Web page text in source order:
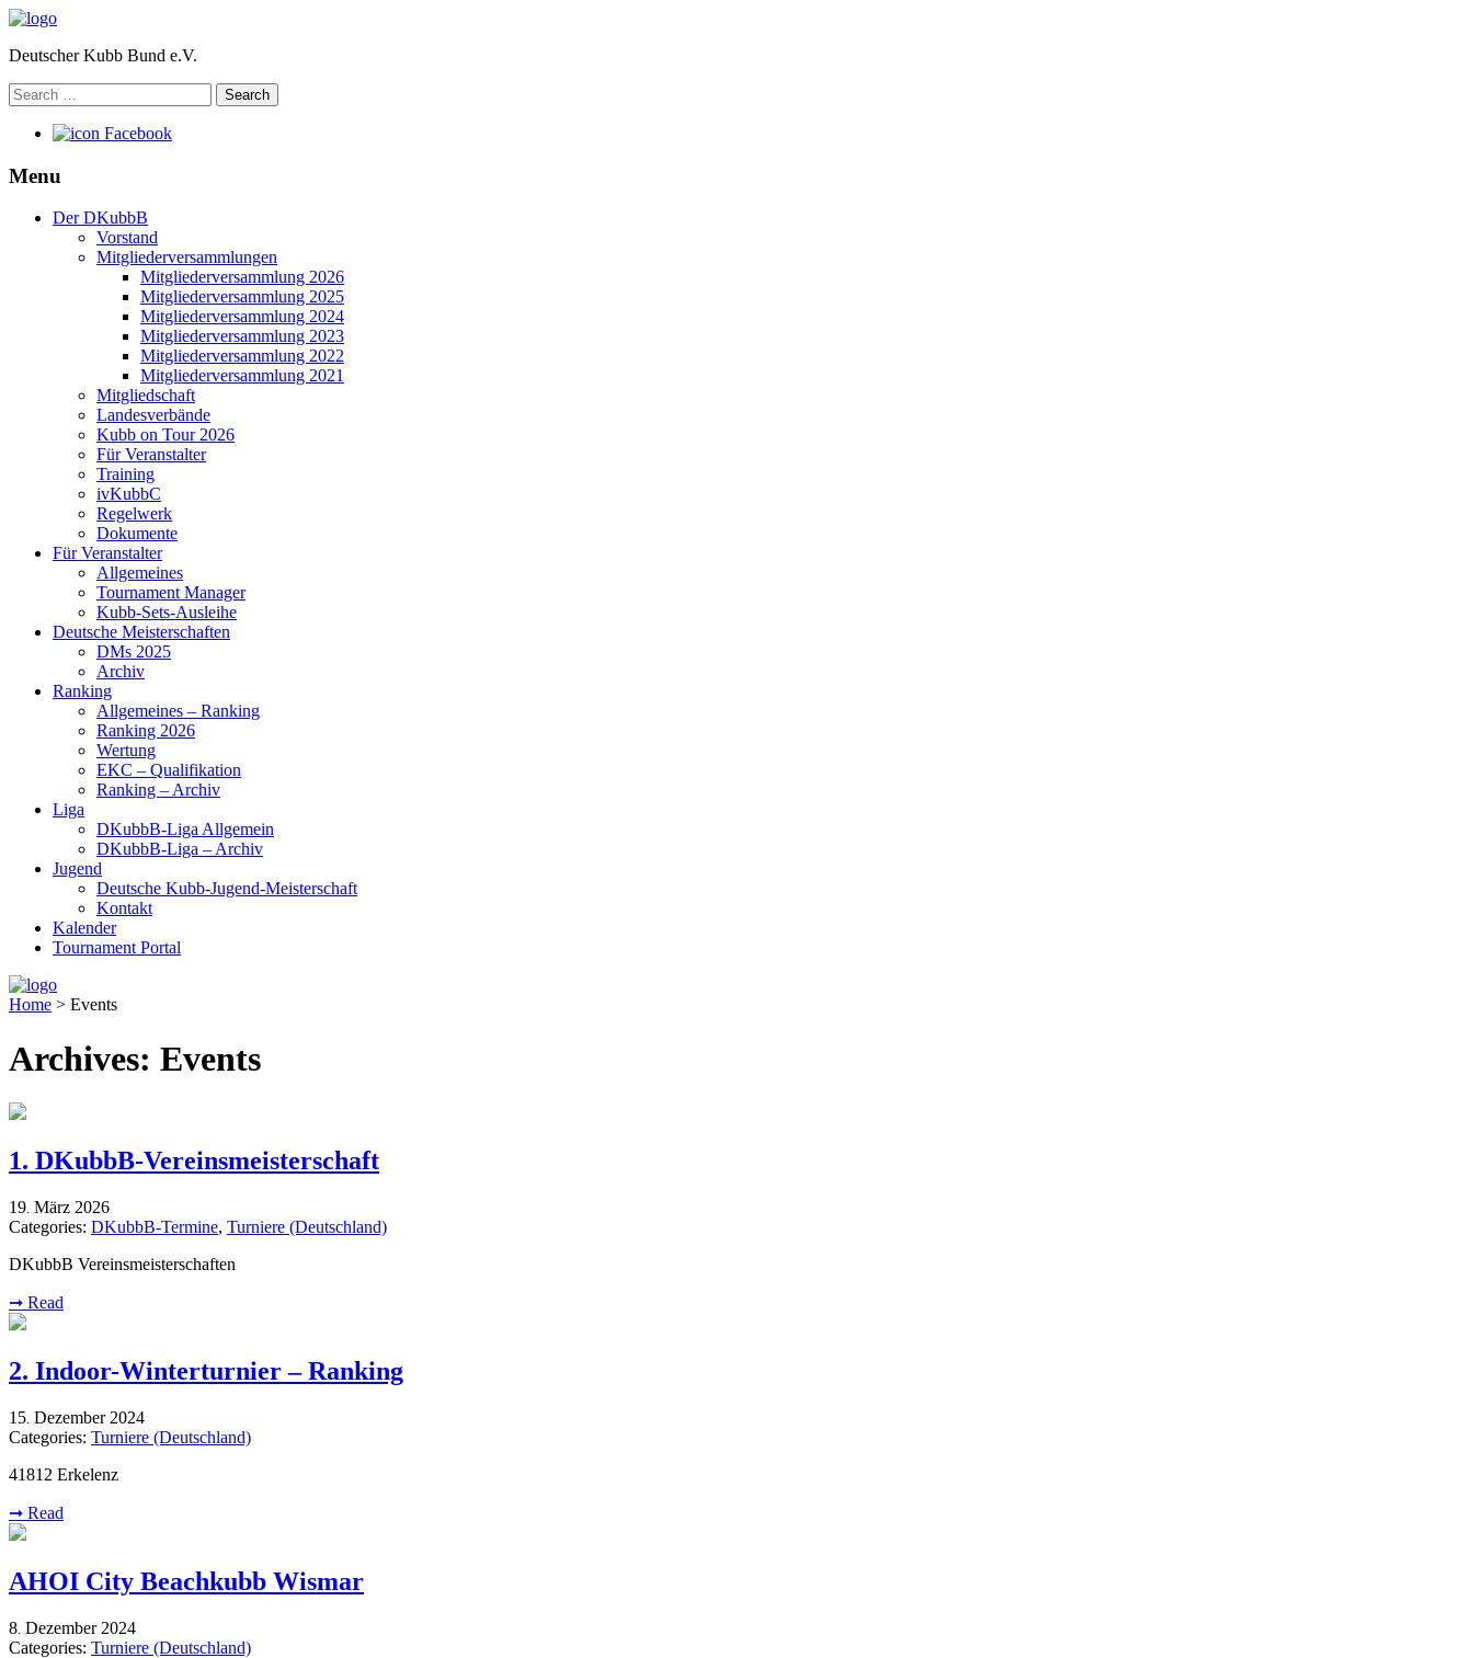
Deutscher Kubb Bund e.V.
Search
for:
Facebook
Menu
Der DKubbB
Vorstand
Mitgliederversammlungen
Mitgliederversammlung 2026
Mitgliederversammlung 2025
Mitgliederversammlung 2024
Mitgliederversammlung 2023
Mitgliederversammlung 2022
Mitgliederversammlung 2021
Mitgliedschaft
Landesverbände
Kubb on Tour 2026
Für Veranstalter
Training
ivKubbC
Regelwerk
Dokumente
Für Veranstalter
Allgemeines
Tournament Manager
Kubb-Sets-Ausleihe
Deutsche Meisterschaften
DMs 2025
Archiv
Ranking
Allgemeines – Ranking
Ranking 2026
Wertung
EKC – Qualifikation
Ranking – Archiv
Liga
DKubbB-Liga Allgemein
DKubbB-Liga – Archiv
Jugend
Deutsche Kubb-Jugend-Meisterschaft
Kontakt
Kalender
Tournament Portal
Home > Events
Archives: Events
1. DKubbB-Vereinsmeisterschaft
19. März 2026
Categories: DKubbB-Termine, Turniere (Deutschland)
DKubbB Vereinsmeisterschaften
➞ Read
2. Indoor-Winterturnier – Ranking
15 Dezember 2024
Categories: Turniere (Deutschland)
41812 Erkelenz
➞ Read
AHOI City Beachkubb Wismar
8 Dezember 2024
Categories: Turniere (Deutschland)